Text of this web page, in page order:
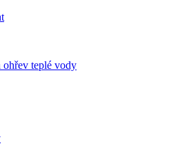
ohřev teplé vody